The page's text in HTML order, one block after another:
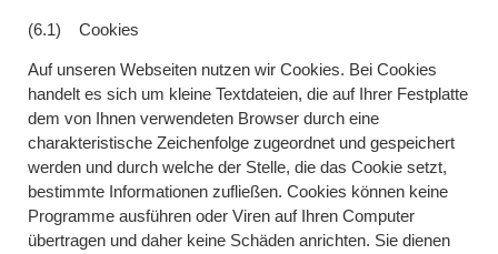
(6.1) Cookies
Auf unseren Webseiten nutzen wir Cookies. Bei Cookies
handelt es sich um kleine Textdateien, die auf Ihrer Festplatte
dem von Ihnen verwendeten Browser durch eine
charakteristische Zeichenfolge zugeordnet und gespeichert
werden und durch welche der Stelle, die das Cookie setzt,
bestimmte Informationen zufließen. Cookies können keine
Programme ausführen oder Viren auf Ihren Computer
übertragen und daher keine Schäden anrichten. Sie dienen